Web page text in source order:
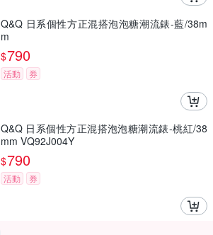
Q&Q 日系個性方正混搭泡泡糖潮流錶-藍/38m
m
$790
活動 券
Q&Q 日系個性方正混搭泡泡糖潮流錶-桃紅/38
mm VQ92J004Y
$790
活動 券